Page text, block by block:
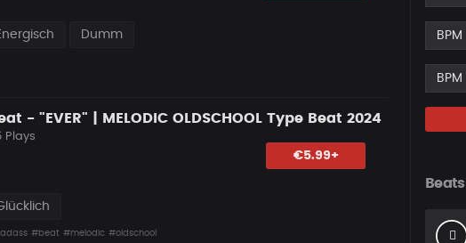
Dumm
- "EVER" | MELODIC OLDSCHOOL Type Beat 2024
€5.99+
Plays
#beat #melodic #oldschool
Beats